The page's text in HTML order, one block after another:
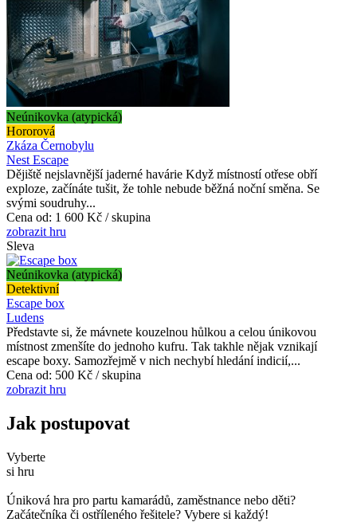
Neúnikovka (atypická)
Hororová
Zkáza Černobylu
Nest Escape
Dějiště nejslavnější jaderné havárie Když místností otřese obří
exploze, začínáte tušit, že tohle nebude běžná noční směna. Se
svými soudruhy...
Cena od: 1 600 Kč / skupina
zobrazit hru
Sleva
Neúnikovka (atypická)
Detektivní
Escape box
Ludens
Představte si, že mávnete kouzelnou hůlkou a celou únikovou
místnost zmenšíte do jednoho kufru. Tak takhle nějak vznikají
escape boxy. Samozřejmě v nich nechybí hledání indicií,...
Cena od: 500 Kč / skupina
zobrazit hru
Jak postupovat
Vyberte
si hru
Úniková hra pro partu kamarádů, zaměstnance nebo děti?
Začátečníka či ostříleného řešitele? Vybere si každý!